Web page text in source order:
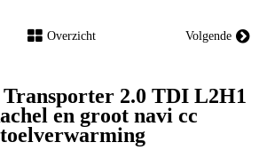
Overzicht Volgende
Transporter 2.0 TDI L2H1
en groot navi cc